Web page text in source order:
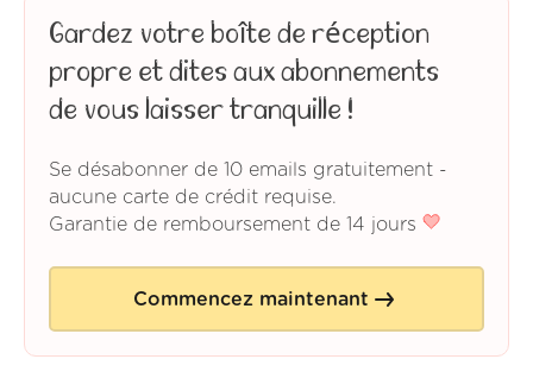
Gardez votre boîte de réception
propre et dites aux abonnements
de vous laisser tranquille !
Se désabonner de 10 emails gratuitement -
aucune carte de crédit requise.
Garantie de remboursement de 14 jours
Commencez maintenant